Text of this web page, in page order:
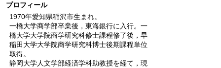
プロフィール
1970年愛知県稲沢市生まれ。
一橋大学商学部卒業後，東海銀行に入行。一
橋大学大学院商学研究科修士課程修了後，早
稲田大学大学院商学研究科博士後期課程単位
取得。
静岡大学人文学部経済学科助教授を経て，現